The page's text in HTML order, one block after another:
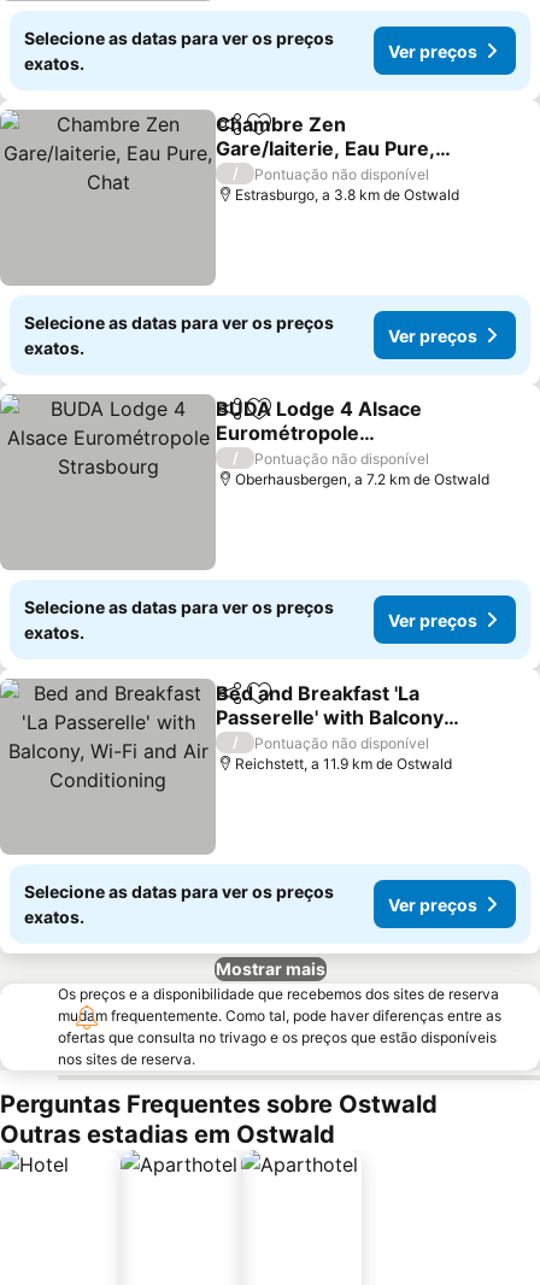
Selecione as datas para ver os preços
exatos.
Ver preços
PartilharAdicionar aos favoritos
Chambre Zen
Gare/laiterie, Eau Pure,
Chat
/
Pontuação não disponível
Estrasburgo, a 3.8 km de Ostwald
Selecione as datas para ver os preços
exatos.
Ver preços
PartilharAdicionar aos favoritos
BUDA Lodge 4 Alsace
Eurométropole
Strasbourg
/
Pontuação não disponível
Oberhausbergen, a 7.2 km de Ostwald
Selecione as datas para ver os preços
exatos.
Ver preços
PartilharAdicionar aos favoritos
Bed and Breakfast 'La
Passerelle' with Balcony,
Wi-Fi and Air
Conditioning
/
Pontuação não disponível
Reichstett, a 11.9 km de Ostwald
Selecione as datas para ver os preços
exatos.
Ver preços
Mostrar mais
Os preços e a disponibilidade que recebemos dos sites de reserva
mudam frequentemente. Como tal, pode haver diferenças entre as
ofertas que consulta no trivago e os preços que estão disponíveis
nos sites de reserva.
Perguntas Frequentes sobre Ostwald
Outras estadias em Ostwald